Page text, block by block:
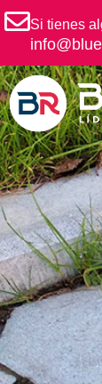
Si tienes